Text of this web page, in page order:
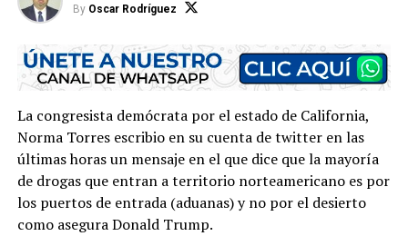
By Oscar Rodríguez
La congresista demócrata por el estado de California,
Norma Torres escribio en su cuenta de twitter en las
últimas horas un mensaje en el que dice que la mayoría
de drogas que entran a territorio norteamericano es por
los puertos de entrada (aduanas) y no por el desierto
como asegura Donald Trump.